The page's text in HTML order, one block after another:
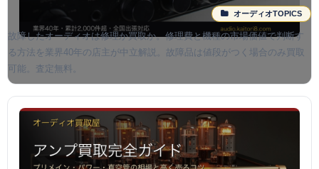
オーディオTOPICS
故障したオーディオは修理か買取か。修理費と機種の市場価値で判断す
る方法を業界40年の店主が中立解説。故障品は値段がつく場合のみ買取
可能。査定無料。